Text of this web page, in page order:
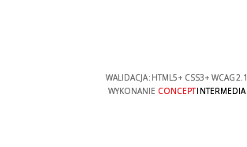
WALIDACJA: HTML5+ CSS3+ WCAG 2.1
WYKONANIE CONCEPTINTERMEDIA